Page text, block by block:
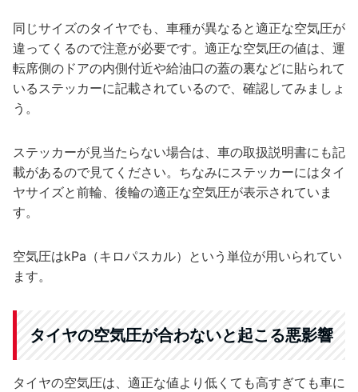
同じサイズのタイヤでも、車種が異なると適正な空気圧が
違ってくるので注意が必要です。適正な空気圧の値は、運
転席側のドアの内側付近や給油口の蓋の裏などに貼られて
いるステッカーに記載されているので、確認してみましょ
う。
ステッカーが見当たらない場合は、車の取扱説明書にも記
載があるので見てください。ちなみにステッカーにはタイ
ヤサイズと前輪、後輪の適正な空気圧が表示されていま
す。
空気圧はkPa（キロパスカル）という単位が用いられてい
ます。
タイヤの空気圧が合わないと起こる悪影響
タイヤの空気圧は、適正な値より低くても高すぎても車に